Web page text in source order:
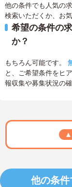
他の条件でも人気の
検索いただくか、お
希望の条件の
か？
もちろん可能です。
と、ご希望条件をヒ
報収集や募集状況の
▲
他の条